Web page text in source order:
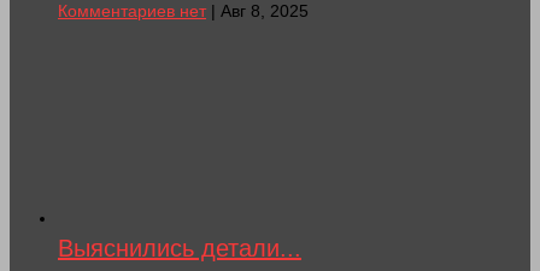
Комментариев нет| Авг 8, 2025
Выяснились детали...